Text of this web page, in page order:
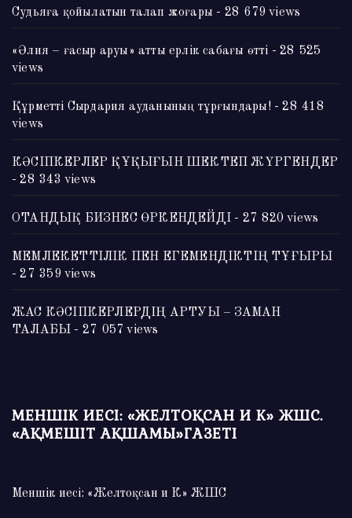
Судьяға қойылатын талап жоғары - 28 679 views
«Әлия – ғасыр аруы» атты ерлік сабағы өтті - 28 525
views
Құрметті Сырдария ауданының тұрғындары!- 28 418
views
КӘСІПКЕРЛЕР ҚҰҚЫҒЫН ШЕКТЕП ЖҮРГЕНДЕР
- 28 343 views
ОТАНДЫҚ БИЗНЕС ӨРКЕНДЕЙДІ - 27 820 views
МЕМЛЕКЕТТІЛІК ПЕН ЕГЕМЕНДІКТІҢ ТҰҒЫРЫ
- 27 359 views
ЖАС КӘСІПКЕРЛЕРДІҢ АРТУЫ – ЗАМАН
ТАЛАБЫ - 27 057 views
МЕНШІК ИЕСІ: «ЖЕЛТОҚСАН И К» ЖШС.
«АҚМЕШІТ АҚШАМЫ»ГАЗЕТІ
Меншік иесі: «Желтоқсан и К» ЖШС